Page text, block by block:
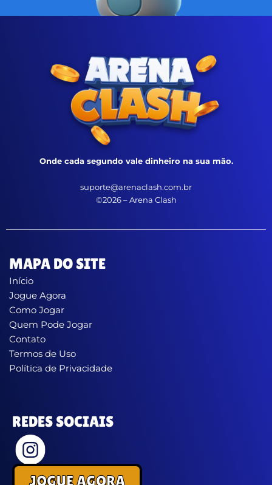
Onde cada segundo vale dinheiro na sua mão.
suporte@arenaclash.com.br
©2026 – Arena Clash
MAPA DO SITE
Início
Jogue Agora
Como Jogar
Quem Pode Jogar
Contato
Termos de Uso
Política de Privacidade
REDES SOCIAIS
JOGUE AGORA